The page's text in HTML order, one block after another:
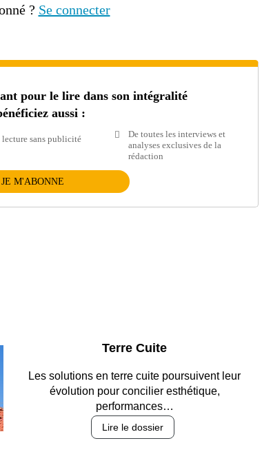
? Se connecter
pour le lire dans son intégralité
aussi :
lecture sans publicité
De toutes les interviews et
analyses exclusives de la
rédaction
JE M'ABONNE
Parking et garages
Entre circulation, sécurisation des accès, durabilité
des revêtements et intégration…
Lire le dossier